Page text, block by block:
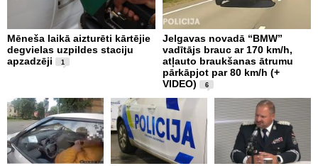
Mēneša laikā aizturēti kārtējie
degvielas uzpildes staciju
apzadzēji
1
Jelgavas novadā “BMW”
vadītājs brauc ar 170 km/h,
atļauto braukšanas ātrumu
pārkāpjot par 80 km/h (+
VIDEO)
6